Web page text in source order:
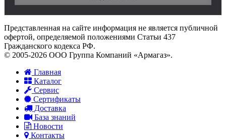
Представленная на сайте информация не является публичной
офертой, определяемой положениями Статьи 437
Гражданского кодекса РФ.
© 2005-2026 ООО Группа Компаний «Армагаз».
Главная
Каталог
Сервис
Сертификаты
Доставка
База знаний
Новости
Контакты